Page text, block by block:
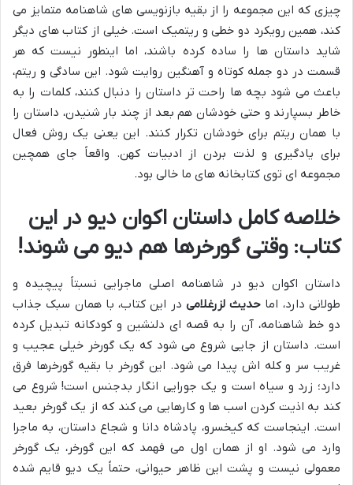
چیزی که این مجموعه را از بقیه بازنویسی های شاهنامه متمایز می
کند، همین رویکرد دو خطی و ریتمیک است. خیلی از کتاب های دیگر
شاید داستان ها را ساده کرده باشند، اما اینطور نیست که هر
قسمت در دو جمله کوتاه و آهنگین روایت شود. این سادگی و ریتم،
باعث می شود بچه ها راحت تر داستان را دنبال کنند، کلمات را به
خاطر بسپارند و حتی خودشان هم بعد از چند بار شنیدن، داستان را
با همان ریتم برای خودشان تکرار کنند. این یعنی یک روش فعال
برای یادگیری و لذت بردن از ادبیات کهن. واقعاً جای همچین
مجموعه ای توی کتابخانه های ما خالی بود.
خلاصه کامل داستان اکوان دیو در این
کتاب: وقتی گورخرها هم دیو می شوند!
داستان اکوان دیو در شاهنامه اصلی ماجرایی نسبتاً پیچیده و
طولانی دارد، اما حدیث لزرغلامی در این کتاب، با همان سبک جذاب
دو خط شاهنامه، آن را به قصه ای دلنشین و کودکانه تبدیل کرده
است. داستان از جایی شروع می شود که یک گورخر خیلی عجیب و
غریب سر و کله اش پیدا می شود. این گورخر با بقیه گورخرها فرق
دارد؛ زرد و سیاه است و یک جورایی انگار بدجنس است! شروع می
کند به اذیت کردن اسب ها و کارهایی می کند که از یک گورخر بعید
است. اینجاست که کیخسرو، پادشاه دانا و شجاع داستان، به ماجرا
وارد می شود. او از همان اول می فهمد که این گورخر، یک گورخر
معمولی نیست و پشت این ظاهر حیوانی، حتماً یک دیو قایم شده